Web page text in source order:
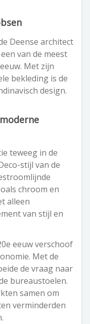
Deense architect
van de meest
Met zijn
bekleding is de
design.
teweeg in de
stijl van de
chroom en
alleen
van stijl en
eeuw verschoof
Met de
de vraag naar
bureaustoelen.
samen om
verminderden